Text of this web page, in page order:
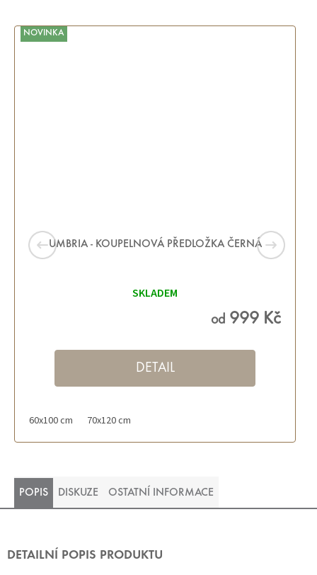
NOVINKA
UMBRIA - KOUPELNOVÁ PŘEDLOŽKA ČERNÁ
SKLADEM
od 999 Kč
DETAIL
60x100 cm 70x120 cm
POPIS DISKUZE OSTATNÍ INFORMACE
DETAILNÍ POPIS PRODUKTU